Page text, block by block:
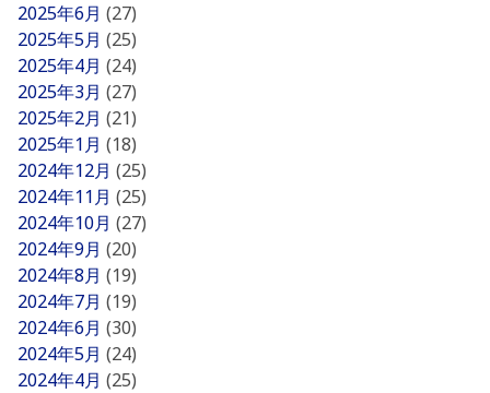
2025年6月 (27)
2025年5月 (25)
2025年4月 (24)
2025年3月 (27)
2025年2月 (21)
2025年1月 (18)
2024年12月 (25)
2024年11月 (25)
2024年10月 (27)
2024年9月 (20)
2024年8月 (19)
2024年7月 (19)
2024年6月 (30)
2024年5月 (24)
2024年4月 (25)